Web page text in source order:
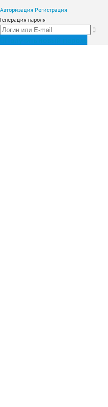
Авторизация Регистрация
Генерация пароля